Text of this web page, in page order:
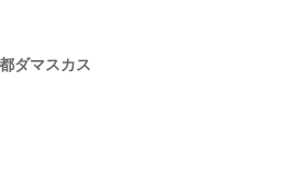
ダマスカス